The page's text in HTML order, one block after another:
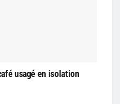
usagé en isolation